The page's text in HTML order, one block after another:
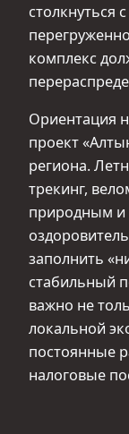
столкнуться
комплекс
Ориентация
проект
региона.
трекинг,
природным и
заполнить
стабильный
важно не
локальной
постоянные
налоговые